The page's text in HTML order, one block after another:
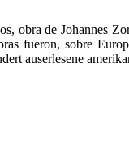
obra de Johannes
fueron, sobre
auserlesene